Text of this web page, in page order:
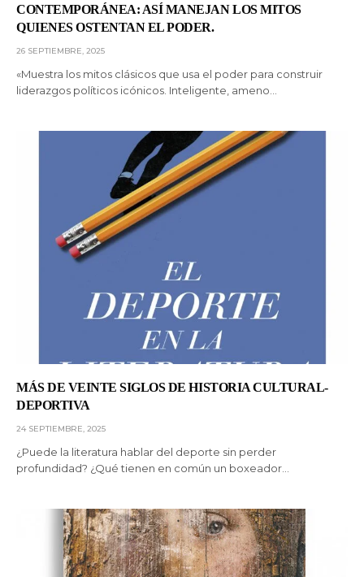
CONTEMPORÁNEA: ASÍ MANEJAN LOS MITOS
QUIENES OSTENTAN EL PODER.
26 SEPTIEMBRE, 2025
«Muestra los mitos clásicos que usa el poder para construir
liderazgos políticos icónicos. Inteligente, ameno…
MÁS DE VEINTE SIGLOS DE HISTORIA CULTURAL-
DEPORTIVA
24 SEPTIEMBRE, 2025
¿Puede la literatura hablar del deporte sin perder
profundidad? ¿Qué tienen en común un boxeador…